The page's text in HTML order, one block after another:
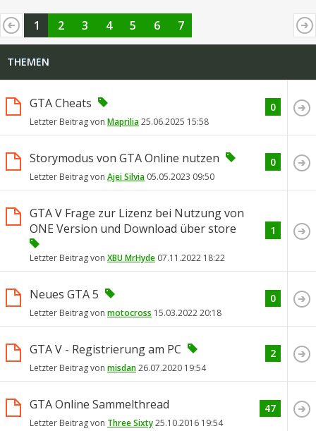
1 2 3 4 5 6 7
THEMEN
GTA Cheats
Letzter Beitrag von Maprilia25.06.2025 15:58
0
Storymodus von GTA Online nutzen
Letzter Beitrag von Ajei Silvia 05.05.2023 09:50
0
GTA V Frage zur Lizenz bei Nutzung von
ONE Version und Download über store
Letzter Beitrag von XBU MrHyde 07.11.2022 18:22
1
Neues GTA 5
Letzter Beitrag von motocross 15.03.202220:18
0
GTA V - Registrierung am PC
Letzter Beitrag von misdan26.07.2020 19:54
2
GTA Online Sammelthread
Letzter Beitrag von Three Sixty25.10.2016 19:54
47